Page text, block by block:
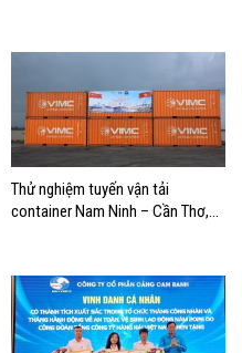
Thử nghiệm tuyến vận tải
container Nam Ninh – Cần Thơ,